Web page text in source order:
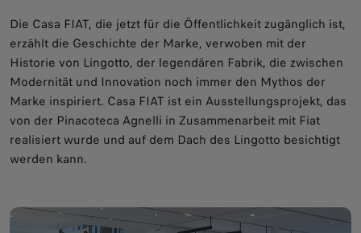
Die Casa FIAT, die jetzt für die Öffentlichkeit zugänglich ist,
erzählt die Geschichte der Marke, verwoben mit der
Historie von Lingotto, der legendären Fabrik, die zwischen
Modernität und Innovation noch immer den Mythos der
Marke inspiriert. Casa FIAT ist ein Ausstellungsprojekt, das
von der Pinacoteca Agnelli in Zusammenarbeit mit Fiat
realisiert wurde und auf dem Dach des Lingotto besichtigt
werden kann.